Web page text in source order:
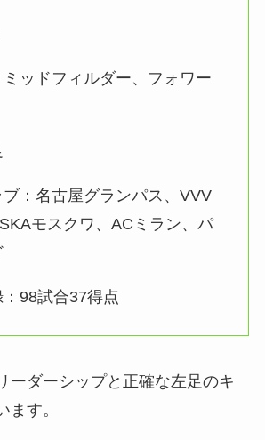
ッドフィルダー、フォワー
：名古屋グランパス、VVV
モスクワ、ACミラン、パ
98試合37得点
ーダーシップと正確な左足のキ
ます。